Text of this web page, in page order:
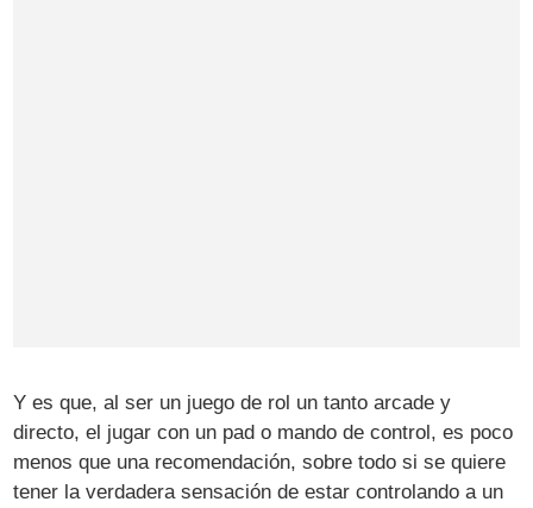
Y es que, al ser un juego de rol un tanto arcade y
directo, el jugar con un pad o mando de control, es poco
menos que una recomendación, sobre todo si se quiere
tener la verdadera sensación de estar controlando a un